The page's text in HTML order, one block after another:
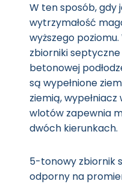
W ten sposób, gdy
wytrzymałość
wyższego
zbiorniki
betonowej
są wypełnione
ziemią,
wlotów zapewnia
dwóch kierunkach.
5-tonowy zbiornik
odporny na